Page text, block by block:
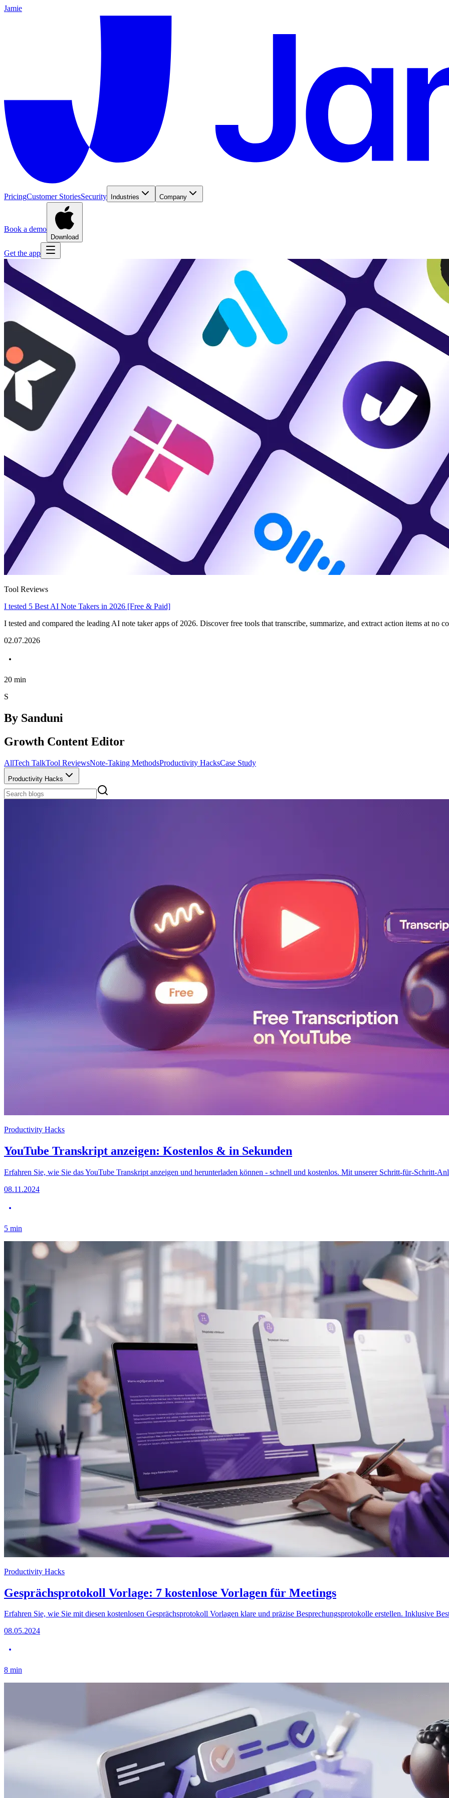
Jamie
PricingCustomer StoriesSecurity Industries Company
Book a demo
Download
Get the app
Tool Reviews
I tested 5 Best AI Note Takers in 2026 [Free & Paid]
I tested and compared the leading AI note taker apps of 2026. Discover free tools that transcribe, summarize, and extract action items at no
02.07.2026
20 min
S
By Sanduni
Growth Content Editor
AllTech TalkTool ReviewsNote-Taking MethodsProductivity HacksCase Study
Productivity Hacks
Productivity Hacks
YouTube Transkript anzeigen: Kostenlos & in Sekunden
Erfahren Sie, wie Sie das YouTube Transkript anzeigen und herunterladen können - schnell und kostenlos. Mit unserer Schritt-für-Schritt-
08.11.2024
5 min
Productivity Hacks
Gesprächsprotokoll Vorlage: 7 kostenlose Vorlagen für Meetings
Erfahren Sie, wie Sie mit diesen kostenlosen Gesprächsprotokoll Vorlagen klare und präzise Besprechungsprotokolle erstellen. Inklusive
08.05.2024
8 min